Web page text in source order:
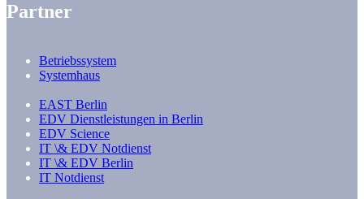
Partner
Betriebssystem
Systemhaus
EAST Berlin
EDV Dienstleistungen in Berlin
EDV Science
IT \& EDV Notdienst
IT \& EDV Berlin
IT Notdienst